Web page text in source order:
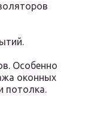
Особенно
оконных
потолка.